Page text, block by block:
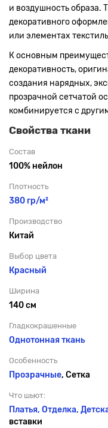
и воздушность образа.
декоративного
или элементах
К основным
декоративность,
создания нарядных,
прозрачной сетчатой
комбинируется с
Свойства ткани
Состав
100% нейлон
Плотность
380 гр/м²
Производство
Китай
Выбор цвета
Красный
Ширина
140 см
Гладкокрашенные
Однотонная ткань
Особенность
Прозрачные, Сетка
Что шьют:
Платья, Отделка,
вставки